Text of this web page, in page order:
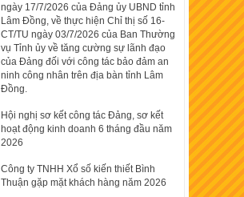
ngày 17/7/2026 của Đảng ủy UBND tỉnh
Lâm Đồng, về thực hiện Chỉ thị số 16-
CT/TU ngày 03/7/2026 của Ban Thường
vụ Tỉnh ủy về tăng cường sự lãnh đạo
của Đảng đối với công tác bảo đảm an
ninh công nhân trên địa bàn tỉnh Lâm
Đồng.
Hội nghị sơ kết công tác Đảng, sơ kết
hoạt động kinh doanh 6 tháng đầu năm
2026
Công ty TNHH Xổ số kiến thiết Bình
Thuận gặp mặt khách hàng năm 2026